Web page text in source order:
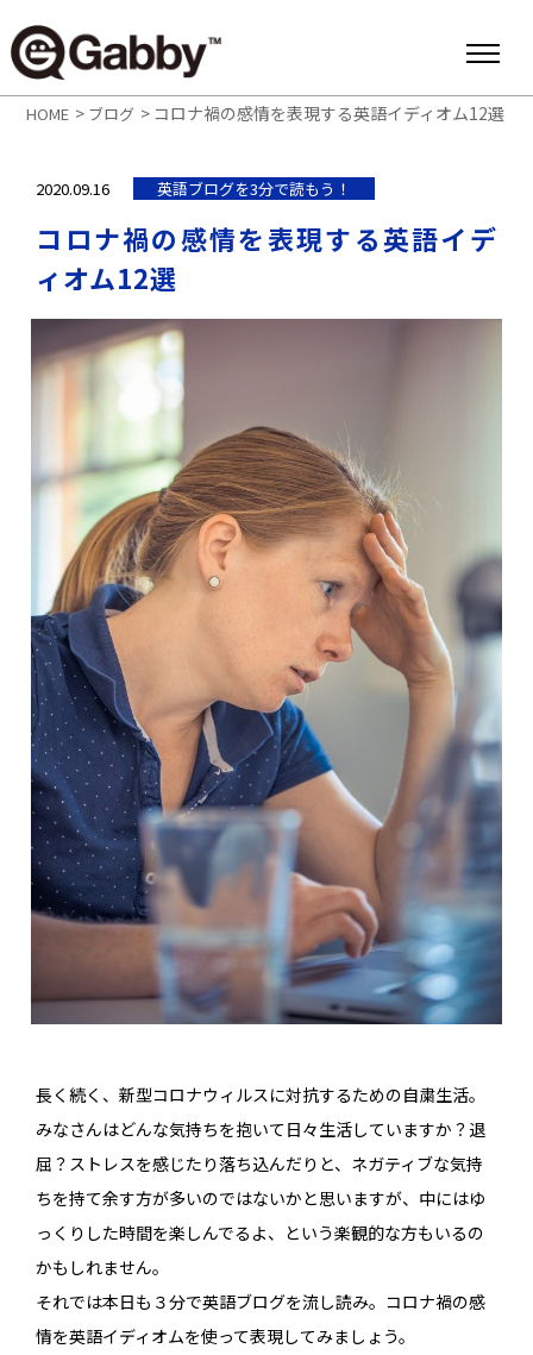
HOME > ブログ > コロナ禍の感情を表現する英語イディオム12選
2020.09.16 英語ブログを3分で読もう！
コロナ禍の感情を表現する英語イデ
ィオム12選
長く続く、新型コロナウィルスに対抗するための自粛生活。
みなさんはどんな気持ちを抱いて日々生活していますか？退
屈？ストレスを感じたり落ち込んだりと、ネガティブな気持
ちを持て余す方が多いのではないかと思いますが、中にはゆ
っくりした時間を楽しんでるよ、という楽観的な方もいるの
かもしれません。
それでは本日も３分で英語ブログを流し読み。コロナ禍の感
情を英語イディオムを使って表現してみましょう。